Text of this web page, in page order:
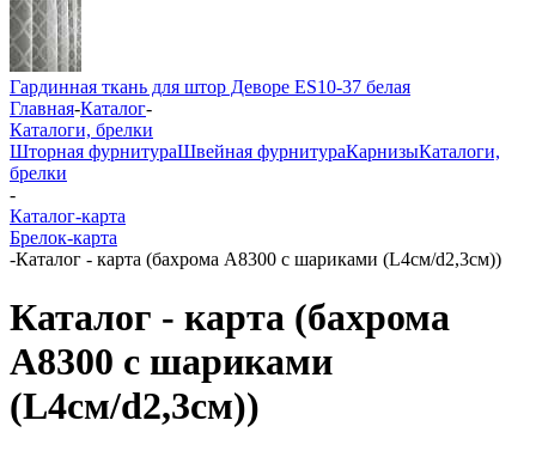
Гардинная ткань для штор Деворе ES10-37 белая
Главная-Каталог-
Каталоги, брелки
Шторная фурнитураШвейная фурнитураКарнизыКаталоги,
брелки
-
Каталог-карта
Брелок-карта
-Каталог - карта (бахрома А8300 с шариками (L4см/d2,3см))
Каталог - карта (бахрома
А8300 с шариками
(L4см/d2,3см))